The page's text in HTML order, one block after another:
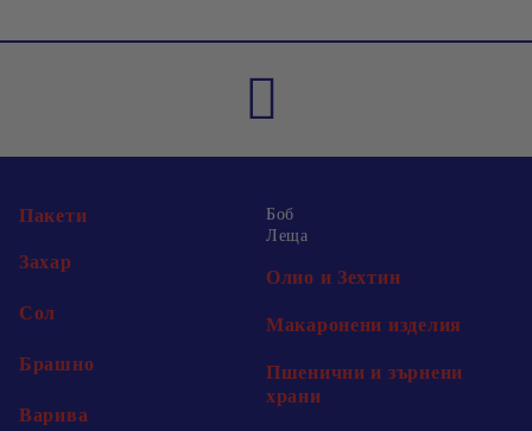
Пакети
Захар
Сол
Брашно
Варива
Боб
Леща
Олио и Зехтин
Макаронени изделия
Пшенични и зърнени
храни